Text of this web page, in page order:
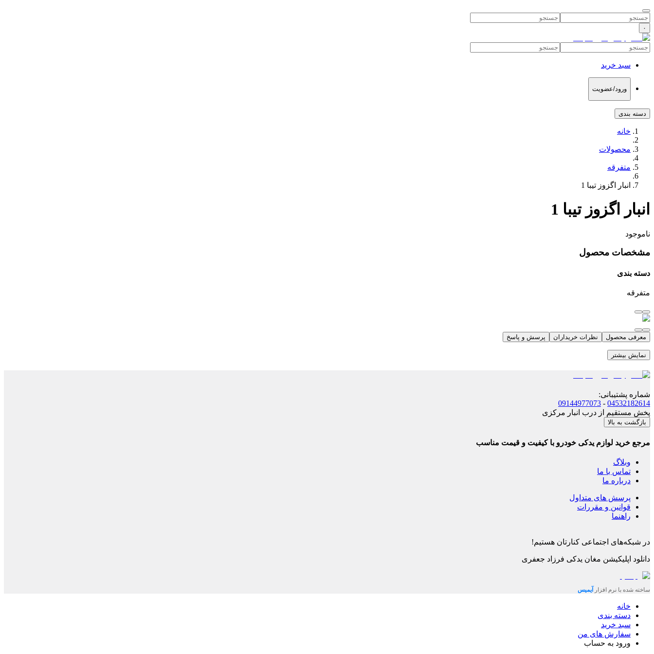
۰
سبد خرید
ورود/عضویت
دسته بندی
خانه
محصولات
متفرقه
انبار اگزوز تیبا 1
انبار اگزوز تیبا 1
ناموجود
مشخصات محصول
دسته بندی
متفرقه
معرفی محصول نظرات خریداران پرسش و پاسخ
نمایش بیشتر
شماره پشتیبانی:
04532182614
-
09144977073
پخش مستقیم از درب انبار مرکزی
بازگشت به بالا
مرجع خرید لوازم یدکی خودرو با کیفیت و قیمت مناسب
وبلاگ
تماس با ما
درباره ما
پرسش های متداول
قوانین و مقررات
راهنما
در شبکه‌های اجتماعی کنارتان هستیم!
دانلود اپلیکیشن مغان یدکی فرزاد جعفری
ساخته شده با نرم افزار آیمیس
خانه
دسته بندی
سبد خرید
سفارش های من
ورود به حساب